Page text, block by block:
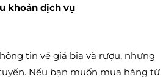
khoản dịch vụ
tin về giá bia và rượu, nhưng
Nếu bạn muốn mua hàng từ